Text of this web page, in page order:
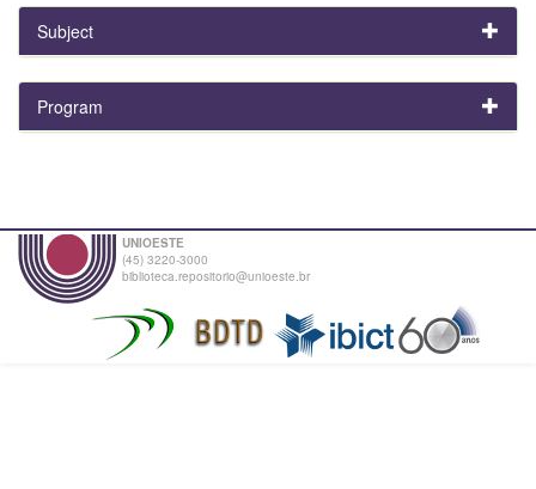
Subject
Program
UNIOESTE
(45) 3220-3000
biblioteca.repositorio@unioeste.br